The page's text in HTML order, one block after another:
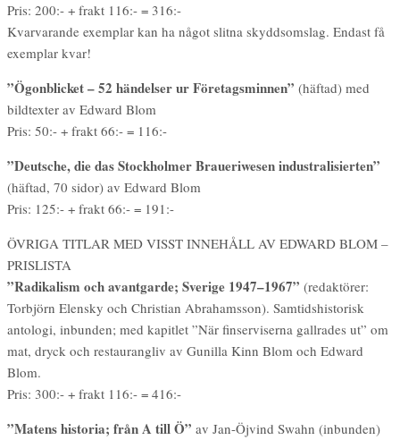
Pris: 200:- + frakt 116:- = 316:-
Kvarvarande exemplar kan ha något slitna skyddsomslag. Endast få
exemplar kvar!
”Ögonblicket – 52 händelser ur Företagsminnen” (häftad) med
bildtexter av Edward Blom
Pris: 50:- + frakt 66:- = 116:-
”Deutsche, die das Stockholmer Braueriwesen industralisierten”
(häftad, 70 sidor) av Edward Blom
Pris: 125:- + frakt 66:- = 191:-
ÖVRIGA TITLAR MED VISST INNEHÅLL AV EDWARD BLOM –
PRISLISTA
”Radikalism och avantgarde; Sverige 1947–1967” (redaktörer:
Torbjörn Elensky och Christian Abrahamsson). Samtidshistorisk
antologi, inbunden; med kapitlet ”När finserviserna gallrades ut” om
mat, dryck och restaurangliv av Gunilla Kinn Blom och Edward
Blom.
Pris: 300:- + frakt 116:- = 416:-
”Matens historia; från A till Ö” av Jan-Öjvind Swahn (inbunden)